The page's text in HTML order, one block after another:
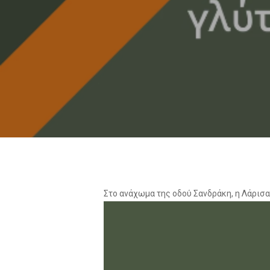
Στο ανάχωμα της οδού Σανδράκη, η